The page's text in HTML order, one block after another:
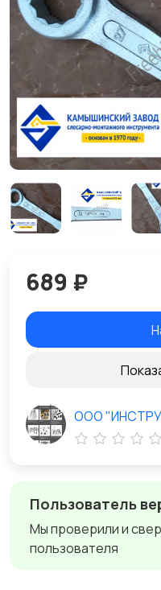
Пользователь
Мы проверили и
пользователя
689 ₽
ООО